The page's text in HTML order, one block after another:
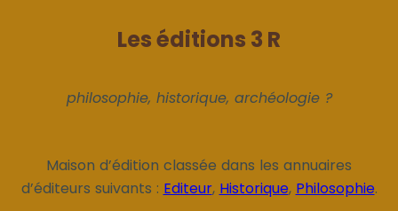
Les éditions 3 R
philosophie, historique, archéologie ?
Maison d’édition classée dans les annuaires
d’éditeurs suivants : Editeur, Historique, Philosophie.